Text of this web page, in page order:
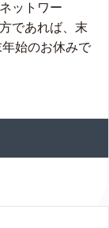
ットワー
であれば、末
始のお休みで